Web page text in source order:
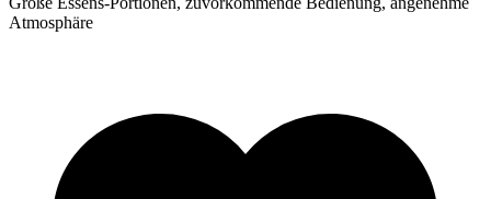
Atmosphäre